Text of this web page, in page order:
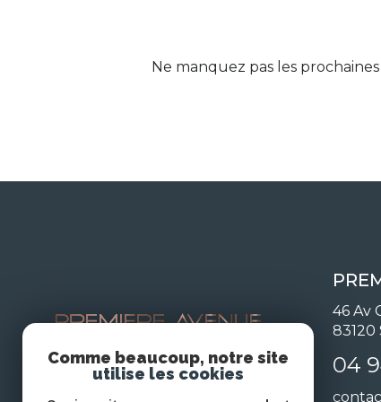
Ne manquez pas les
46 Av
83120
04
Comme beaucoup, notre site
utilise les cookies